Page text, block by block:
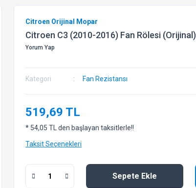
Citroen Orijinal Mopar
Citroen C3 (2010-2016) Fan Rölesi (Orijinal)
Yorum Yap
Kategori Fan Rezistansı
519,69 TL
* 54,05 TL den başlayan taksitlerle!!
Taksit Seçenekleri
Sepete Ekle